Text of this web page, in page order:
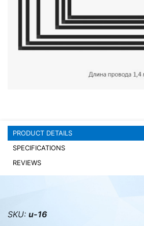
Server equipment
Video conferencing
PRODUCT DETAILS
SPECIFICATIONS
REVIEWS
SKU: u-16